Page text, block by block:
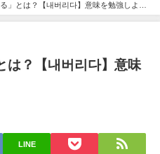
」とは？【내버리다】意味を勉強しよ
は？【내버리다】意味
LINE